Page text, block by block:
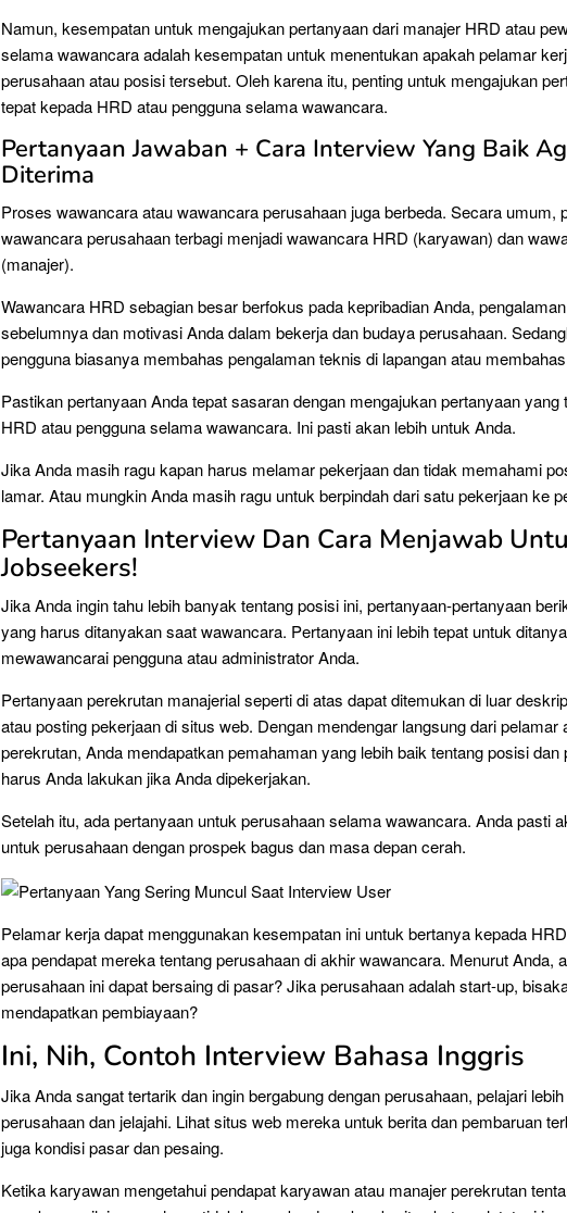
Namun, kesempatan untuk mengajukan pertanyaan dari manajer HRD atau
selama wawancara adalah kesempatan untuk menentukan apakah pelamar
perusahaan atau posisi tersebut. Oleh karena itu, penting untuk mengajukan
tepat kepada HRD atau pengguna selama wawancara.
Pertanyaan Jawaban + Cara Interview Yang Baik
Diterima
Proses wawancara atau wawancara perusahaan juga berbeda. Secara umum,
wawancara perusahaan terbagi menjadi wawancara HRD (karyawan) dan
(manajer).
Wawancara HRD sebagian besar berfokus pada kepribadian Anda,
sebelumnya dan motivasi Anda dalam bekerja dan budaya perusahaan.
pengguna biasanya membahas pengalaman teknis di lapangan atau
Pastikan pertanyaan Anda tepat sasaran dengan mengajukan pertanyaan yang
HRD atau pengguna selama wawancara. Ini pasti akan lebih untuk Anda.
Jika Anda masih ragu kapan harus melamar pekerjaan dan tidak memahami
lamar. Atau mungkin Anda masih ragu untuk berpindah dari satu pekerjaan ke
Pertanyaan Interview Dan Cara Menjawab
Jobseekers!
Jika Anda ingin tahu lebih banyak tentang posisi ini, pertanyaan-pertanyaan
yang harus ditanyakan saat wawancara. Pertanyaan ini lebih tepat untuk
mewawancarai pengguna atau administrator Anda.
Pertanyaan perekrutan manajerial seperti di atas dapat ditemukan di luar
atau posting pekerjaan di situs web. Dengan mendengar langsung dari pelamar
perekrutan, Anda mendapatkan pemahaman yang lebih baik tentang posisi dan
harus Anda lakukan jika Anda dipekerjakan.
Setelah itu, ada pertanyaan untuk perusahaan selama wawancara. Anda pasti
untuk perusahaan dengan prospek bagus dan masa depan cerah.
Pelamar kerja dapat menggunakan kesempatan ini untuk bertanya kepada
apa pendapat mereka tentang perusahaan di akhir wawancara. Menurut Anda,
perusahaan ini dapat bersaing di pasar? Jika perusahaan adalah start-up,
mendapatkan pembiayaan?
Ini, Nih, Contoh Interview Bahasa Inggris
Jika Anda sangat tertarik dan ingin bergabung dengan perusahaan, pelajari
perusahaan dan jelajahi. Lihat situs web mereka untuk berita dan pembaruan
juga kondisi pasar dan pesaing.
Ketika karyawan mengetahui pendapat karyawan atau manajer perekrutan